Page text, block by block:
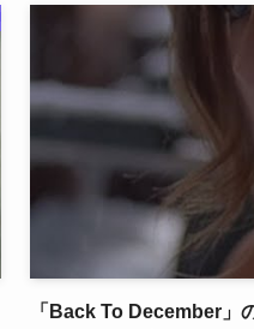
「Back To December」